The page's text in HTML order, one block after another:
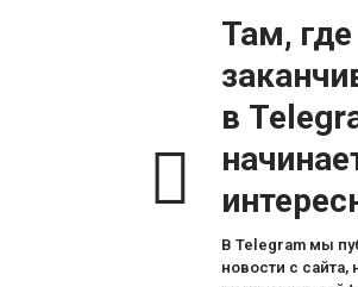
Там,
в
В Telegram мы
новости с